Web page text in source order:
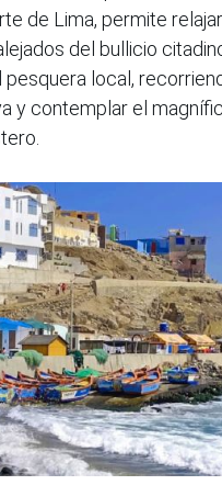
de Lima, permite
del bullicio
pesquera local,
y contemplar el